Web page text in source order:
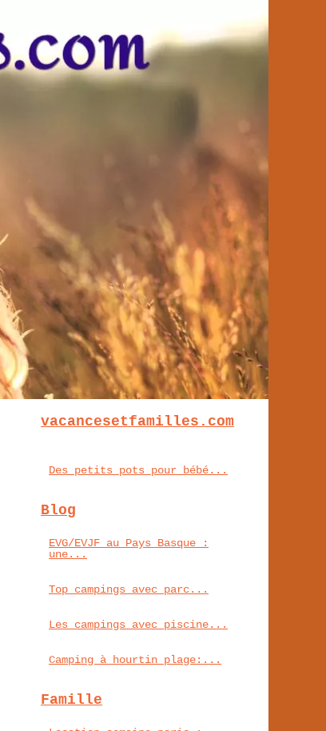
vacancesetfamilles.com
Des petits pots pour bébé...
Blog
EVG/EVJF au Pays Basque :
une...
Top campings avec parc...
Les campings avec piscine...
Camping à hourtin plage:...
Famille